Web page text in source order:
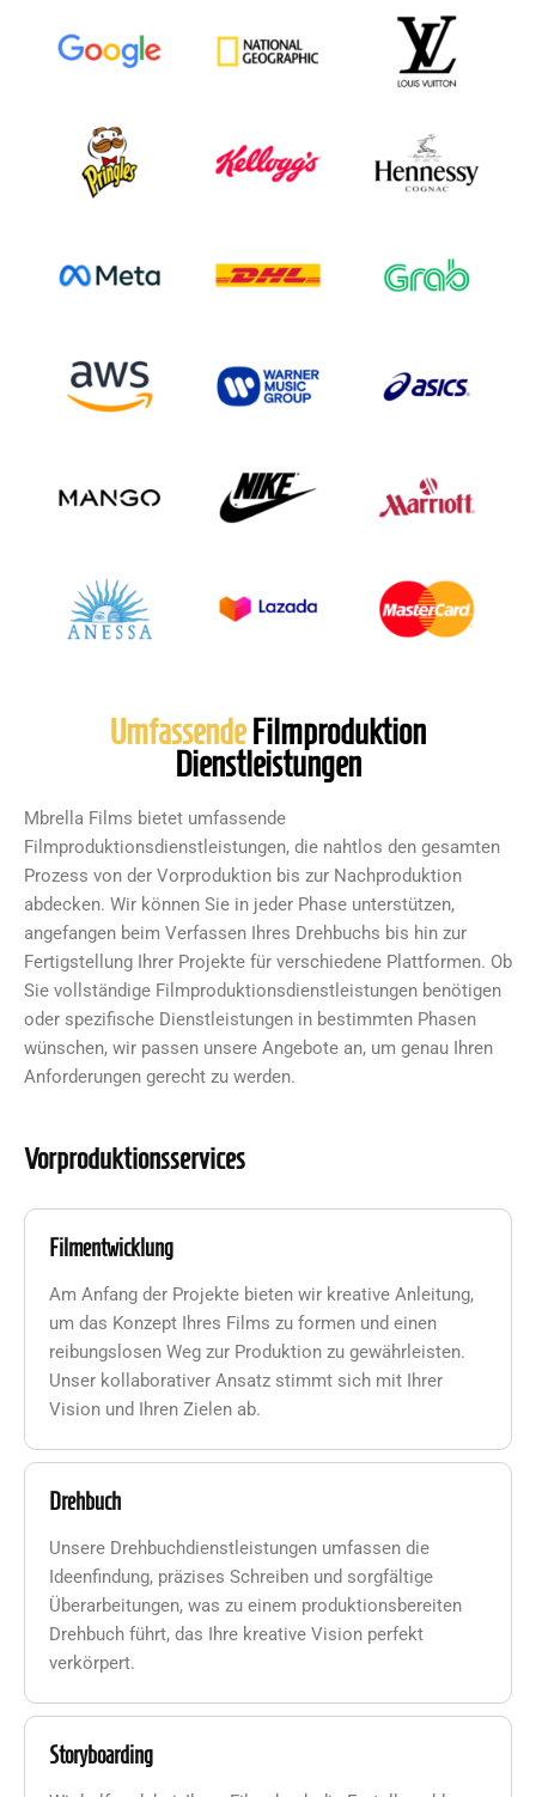
UmfassendeFilmproduktion
Dienstleistungen
Mbrella Films bietet umfassende
Filmproduktionsdienstleistungen, die nahtlos den gesamten
Prozess von der Vorproduktion bis zur Nachproduktion
abdecken. Wir können Sie in jeder Phase unterstützen,
angefangen beim Verfassen Ihres Drehbuchs bis hin zur
Fertigstellung Ihrer Projekte für verschiedene Plattformen. Ob
Sie vollständige Filmproduktionsdienstleistungen benötigen
oder spezifische Dienstleistungen in bestimmten Phasen
wünschen, wir passen unsere Angebote an, um genau Ihren
Anforderungen gerecht zu werden.
Vorproduktionsservices
Filmentwicklung
Am Anfang der Projekte bieten wir kreative Anleitung,
um das Konzept Ihres Films zu formen und einen
reibungslosen Weg zur Produktion zu gewährleisten.
Unser kollaborativer Ansatz stimmt sich mit Ihrer
Vision und Ihren Zielen ab.
Drehbuch
Unsere Drehbuchdienstleistungen umfassen die
Ideenfindung, präzises Schreiben und sorgfältige
Überarbeitungen, was zu einem produktionsbereiten
Drehbuch führt, das Ihre kreative Vision perfekt
verkörpert.
Storyboarding